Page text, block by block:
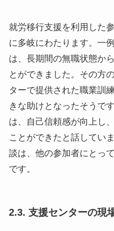
就労移行支援を利用した
に多岐にわたります。一
は、長期間の無職状態か
とができました。その方
ターで提供された職業訓
きな助けとなったそうで
は、自己信頼感が向上し
ことができたと話してい
談は、他の参加者にとっ
です。
2.3. 支援センターの現